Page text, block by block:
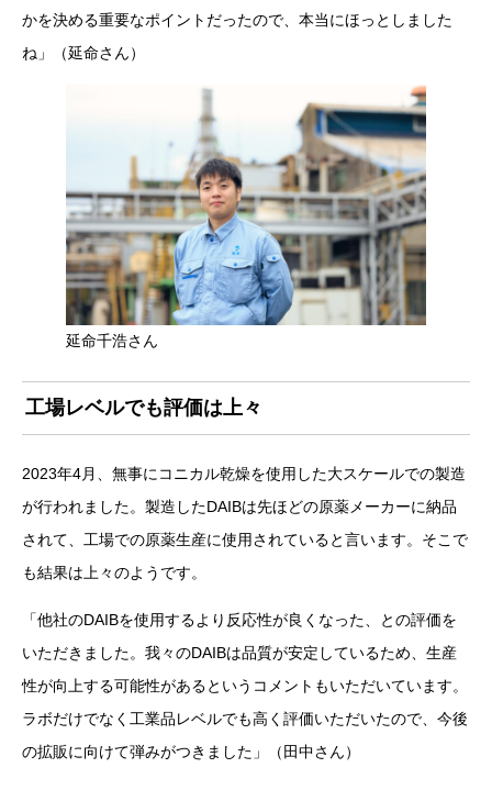
かを決める重要なポイントだったので、本当にほっとしました
ね」（延命さん）
延命千浩さん
工場レベルでも評価は上々
2023年4月、無事にコニカル乾燥を使用した大スケールでの製造
が行われました。製造したDAIBは先ほどの原薬メーカーに納品
されて、工場での原薬生産に使用されていると言います。そこで
も結果は上々のようです。
「他社のDAIBを使用するより反応性が良くなった、との評価を
いただきました。我々のDAIBは品質が安定しているため、生産
性が向上する可能性があるというコメントもいただいています。
ラボだけでなく工業品レベルでも高く評価いただいたので、今後
の拡販に向けて弾みがつきました」（田中さん）